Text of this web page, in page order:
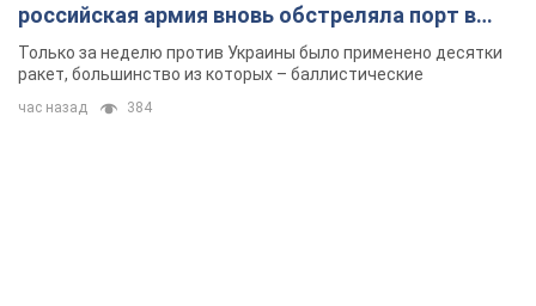
российская армия вновь обстреляла порт в
Одессе
Только за неделю против Украины было применено десятки
ракет, большинство из которых – баллистические
час назад 384